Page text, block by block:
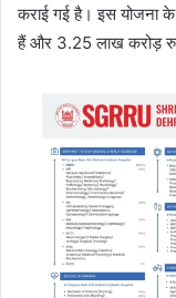
कराई गई है। इस
हैं और 3.25 लाख करोड़